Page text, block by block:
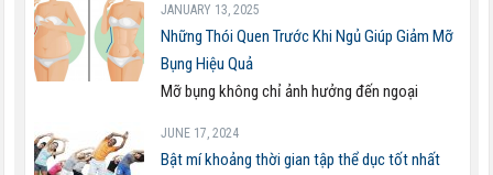
JANUARY 13, 2025
Những Thói Quen Trước Khi Ngủ Giúp Giảm Mỡ
Bụng Hiệu Quả
Mỡ bụng không chỉ ảnh hưởng đến ngoại
JUNE 17, 2024
Bật mí khoảng thời gian tập thể dục tốt nhất